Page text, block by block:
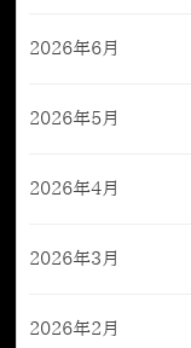
2026年6月
2026年5月
2026年4月
2026年3月
2026年2月